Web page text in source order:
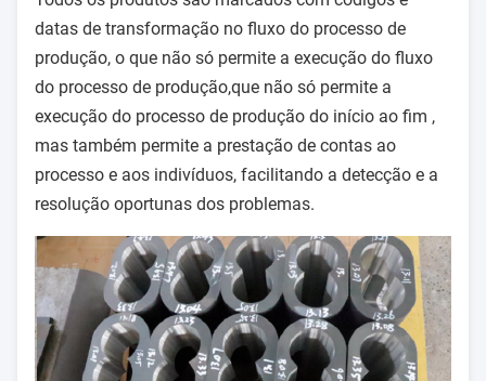
datas de transformação no fluxo do processo de
produção, o que não só permite a execução do fluxo
do processo de produção,que não só permite a
execução do processo de produção do início ao fim ,
mas também permite a prestação de contas ao
processo e aos indivíduos, facilitando a detecção e a
resolução oportunas dos problemas.